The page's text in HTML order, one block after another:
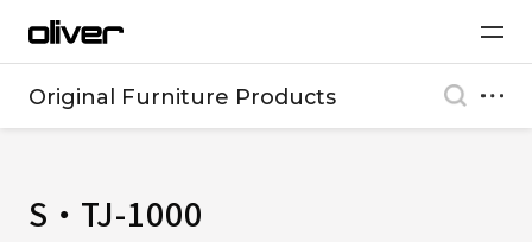
Original Furniture Products
S・TJ-1000